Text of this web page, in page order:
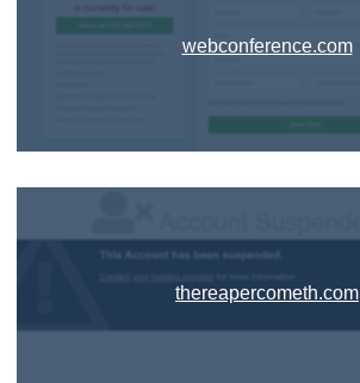
webconference.com
thereapercometh.com